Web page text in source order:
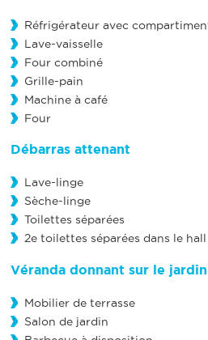
Réfrigérateur avec
Lave-vaisselle
Four combiné
Grille-pain
Machine à café
Four
Débarras attenant
Lave-linge
Sèche-linge
Toilettes séparées
2e toilettes séparées dans le
Véranda donnant sur le
Mobilier de terrasse
Salon de jardin